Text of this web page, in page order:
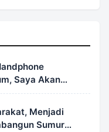
Saya Akan
dan Tidak
Menjadi
Sumur